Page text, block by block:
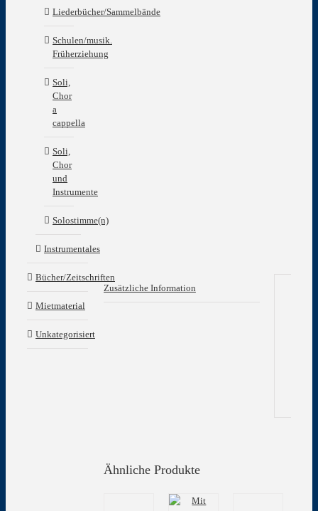
Zusätzliche Information
Ähnliche Produkte
Liederbücher/Sammelbände
Schulen/musik.
Früherziehung
Soli,
Chor
a
cappella
Soli,
Chor
und
Instrumente
Solostimme(n)
Instrumentales
Bücher/Zeitschriften
Mietmaterial
Unkategorisiert